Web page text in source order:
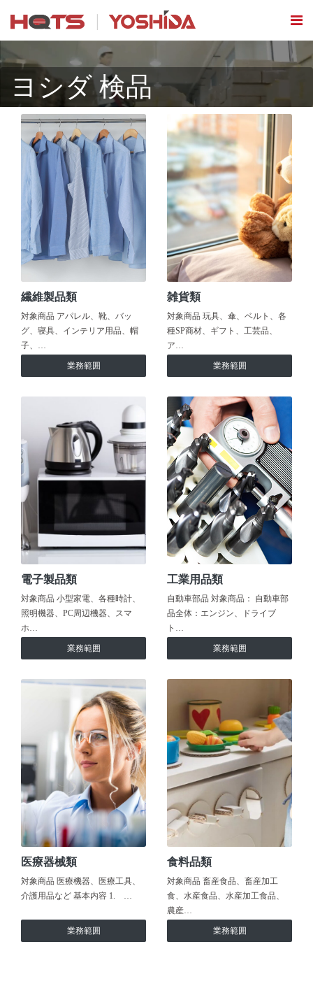
ヨシダ 検品
繊維製品類
対象商品 アパレル、靴、バッ
グ、寝具、インテリア用品、帽
子、…
業務範囲
雑貨類
対象商品 玩具、傘、ベルト、各
種SP商材、ギフト、工芸品、
ア…
業務範囲
電子製品類
対象商品 小型家電、各種時計、
照明機器、PC周辺機器、スマ
ホ…
業務範囲
工業用品類
自動車部品 対象商品： 自動車部
品全体：エンジン、ドライブ
ト…
業務範囲
医療器械類
対象商品 医療機器、医療工具、
介護用品など 基本内容 1. …
業務範囲
食料品類
対象商品 畜産食品、畜産加工
食、水産食品、水産加工食品、
農産…
業務範囲